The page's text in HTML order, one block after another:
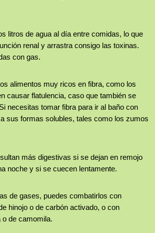
litros de agua al día entre comidas, lo que
renal y arrastra consigo las toxinas.
con gas.
alimentos muy ricos en fibra, como los
causar flatulencia, caso que también se
necesitas tomar fibra para ir al baño con
sus formas solubles, tales como los zumos
más digestivas si se dejan en remojo
noche y si se cuecen lentamente.
de gases, puedes combatirlos con
hinojo o de carbón activado, o con
o de camomila.